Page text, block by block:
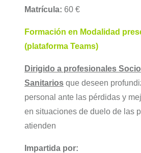
Matrícula: 60 €
Formación en Modalidad
(plataforma Teams)
Dirigido a profesionales
Sanitarios que deseen
personal ante las pérdidas y
en situaciones de duelo de las
atienden
Impartida por: